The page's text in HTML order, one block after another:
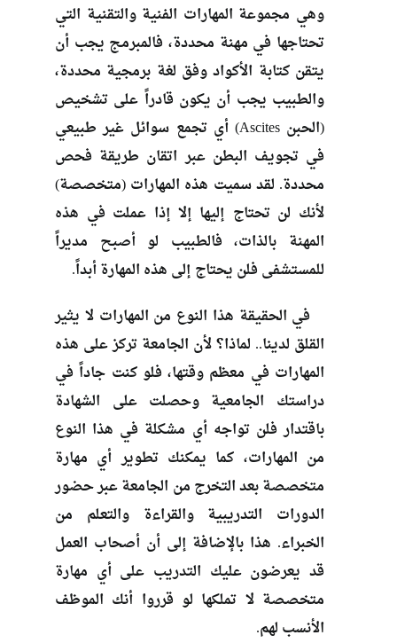
وهي مجموعة المهارات الفنية والتقنية التي
تحتاجها في مهنة محددة، فالمبرمج يجب أن
يتقن كتابة الأكواد وفق لغة برمجية محددة،
والطبيب يجب أن يكون قادراً على تشخيص
(الحبن Ascites) أي تجمع سوائل غير طبيعي
في تجويف البطن عبر اتقان طريقة فحص
محددة. لقد سميت هذه المهارات (متخصصة)
لأنك لن تحتاج إليها إلا إذا عملت في هذه
المهنة بالذات، فالطبيب لو أصبح مديراً
للمستشفى فلن يحتاج إلى هذه المهارة أبداً.
في الحقيقة هذا النوع من المهارات لا يثير
القلق لدينا.. لماذا؟ لأن الجامعة تركز على هذه
المهارات في معظم وقتها، فلو كنت جاداً في
دراستك الجامعية وحصلت على الشهادة
باقتدار فلن تواجه أي مشكلة في هذا النوع
من المهارات، كما يمكنك تطوير أي مهارة
متخصصة بعد التخرج من الجامعة عبر حضور
الدورات التدريبية والقراءة والتعلم من
الخبراء. هذا بالإضافة إلى أن أصحاب العمل
قد يعرضون عليك التدريب على أي مهارة
متخصصة لا تملكها لو قرروا أنك الموظف
الأنسب لهم.